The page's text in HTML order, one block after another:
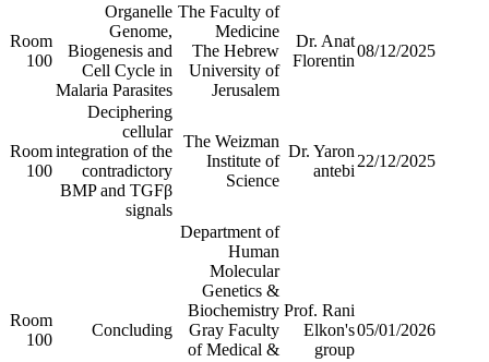
08/12/2025
Dr. Anat
Florentin
The Faculty of
Medicine
The Hebrew
University of
Jerusalem
Organelle
Genome,
Biogenesis and
Cell Cycle in
Malaria Parasites
Room
100
22/12/2025
Dr. Yaron
antebi
The Weizman
Institute of
Science
Deciphering
cellular
integration of the
contradictory
BMP and TGFβ
signals
Room
100
05/01/2026
Prof. Rani
Elkon's
group
Department of
Human
Molecular
Genetics &
Biochemistry
Gray Faculty
of Medical &
Concluding
Room
100